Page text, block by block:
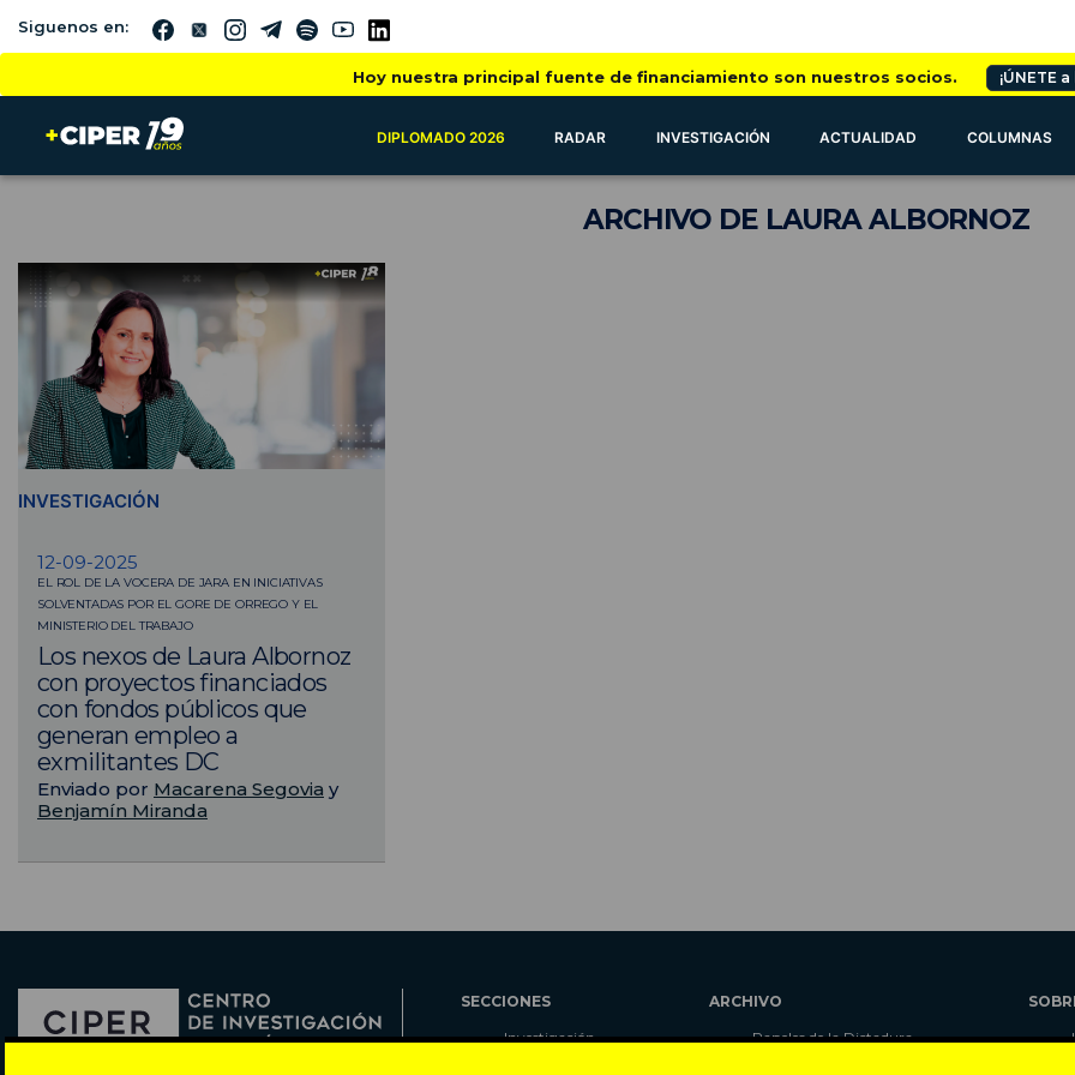
Siguenos en:
Hoy nuestra principal fuente de financiamiento son nuestros socios. ¡ÚNETE
DIPLOMADO 2026 RADAR INVESTIGACIÓN ACTUALIDAD COLUMNAS
ARCHIVO DE LAURA ALBORNOZ
INVESTIGACIÓN
12-09-2025
EL ROL DE LA VOCERA DE JARA EN INICIATIVAS
SOLVENTADAS POR EL GORE DE ORREGO Y EL
MINISTERIO DEL TRABAJO
Los nexos de Laura Albornoz
con proyectos financiados
con fondos públicos que
generan empleo a
exmilitantes DC
Enviado por Macarena Segovia y
Benjamín Miranda
SECCIONES
Investigación
ARCHIVO
Papeles de la Dictadura